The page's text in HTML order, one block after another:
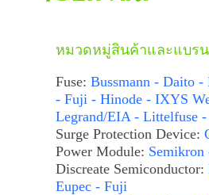
หมวดหมู่สินค้าและแบร
Fuse: Bussmann - Daito
- Fuji - Hinode - IXYS
Legrand/EIA - Littelfuse
Surge Protection Device:
Power Module: Semikron
Discreate Semiconductor:
Eupec - Fuji